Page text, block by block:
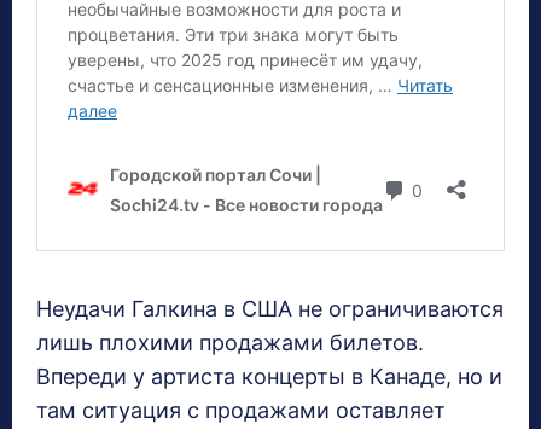
Неудачи Галкина в США не ограничиваются
лишь плохими продажами билетов.
Впереди у артиста концерты в Канаде, но и
там ситуация с продажами оставляет